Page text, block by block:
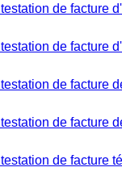
de facture
de facture
de facture
de facture
de facture